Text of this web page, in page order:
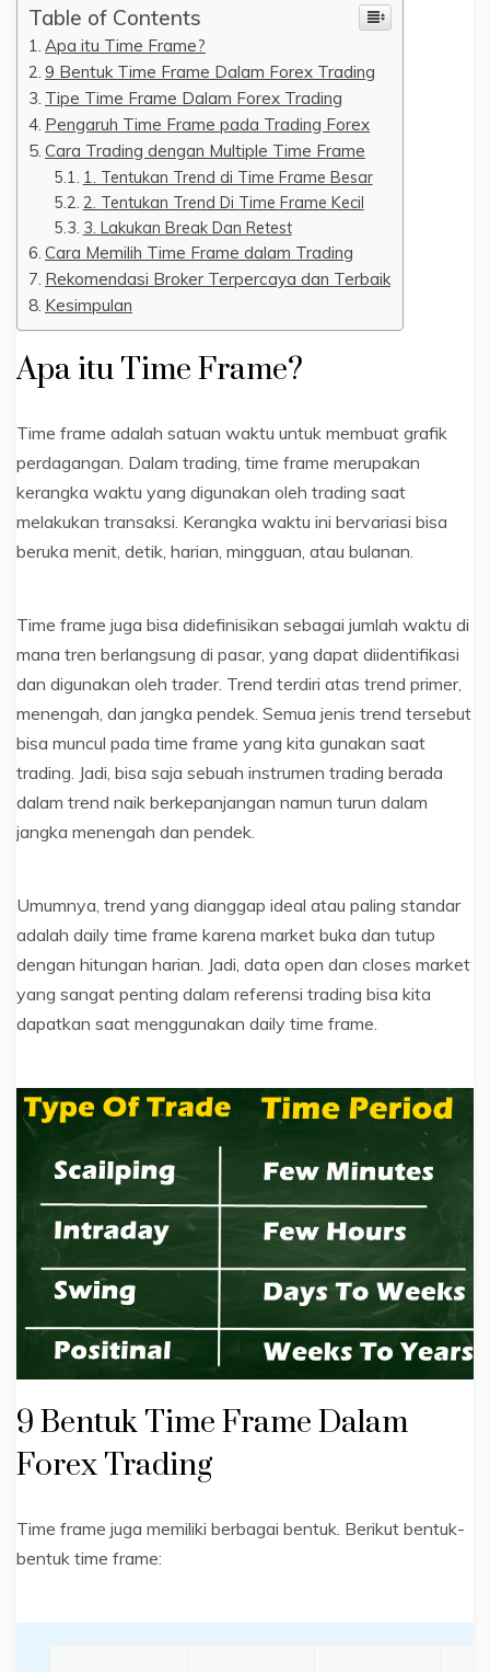
Table of Contents
Apa itu Time Frame?
9 Bentuk Time Frame Dalam Forex Trading
Tipe Time Frame Dalam Forex Trading
Pengaruh Time Frame pada Trading Forex
Cara Trading dengan Multiple Time Frame
1. Tentukan Trend di Time Frame Besar
2. Tentukan Trend Di Time Frame Kecil
3. Lakukan Break Dan Retest
Cara Memilih Time Frame dalam Trading
Rekomendasi Broker Terpercaya dan Terbaik
Kesimpulan
Apa itu Time Frame?
Time frame adalah satuan waktu untuk membuat grafik
perdagangan. Dalam trading, time frame merupakan
kerangka waktu yang digunakan oleh trading saat
melakukan transaksi. Kerangka waktu ini bervariasi bisa
beruka menit, detik, harian, mingguan, atau bulanan.
Time frame juga bisa didefinisikan sebagai jumlah waktu di
mana tren berlangsung di pasar, yang dapat diidentifikasi
dan digunakan oleh trader. Trend terdiri atas trend primer,
menengah, dan jangka pendek. Semua jenis trend tersebut
bisa muncul pada time frame yang kita gunakan saat
trading. Jadi, bisa saja sebuah instrumen trading berada
dalam trend naik berkepanjangan namun turun dalam
jangka menengah dan pendek.
Umumnya, trend yang dianggap ideal atau paling standar
adalah daily time frame karena market buka dan tutup
dengan hitungan harian. Jadi, data open dan closes market
yang sangat penting dalam referensi trading bisa kita
dapatkan saat menggunakan daily time frame.
9 Bentuk Time Frame Dalam
Forex Trading
Time frame juga memiliki berbagai bentuk. Berikut bentuk-
bentuk time frame: